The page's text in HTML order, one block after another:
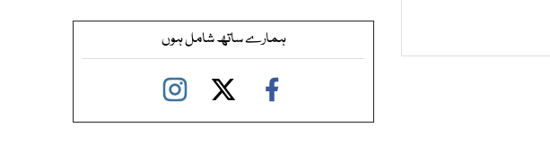
ہمارے ساتھ شامل ہوں